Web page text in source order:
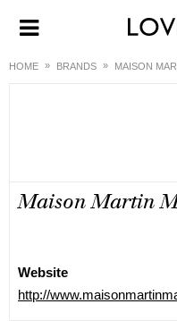
HOME BRANDS MAISON
Maison Martin
Website
http://